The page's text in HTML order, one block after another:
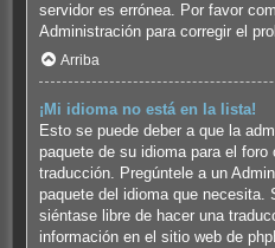
servidor es errónea. Por favor
Administración para corregir el
Arriba
¡Mi idioma no está en la lista!
Esto se puede deber a que la
paquete de su idioma para el foro
traducción. Pregúntele a un
paquete del idioma que necesita.
siéntase libre de hacer una
información en el sitio web de